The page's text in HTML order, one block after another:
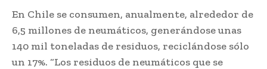
En Chile se consumen, anualmente, alrededor de
6,5 millones de neumáticos, generándose unas
140 mil toneladas de residuos, reciclándose sólo
un 17%. “Los residuos de neumáticos que se